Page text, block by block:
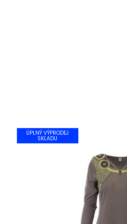
ÚPLNÝ VÝPRODEJ
SKLADU